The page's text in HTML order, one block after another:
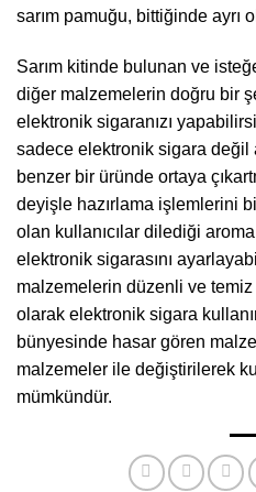
sarım pamuğu, bittiğinde ayrı
Sarım kitinde bulunan ve
diğer malzemelerin doğru bir
elektronik sigaranızı
sadece elektronik sigara değil
benzer bir üründe ortaya
deyişle hazırlama işlemlerini
olan kullanıcılar dilediği
elektronik sigarasını
malzemelerin düzenli ve temiz
olarak elektronik sigara
bünyesinde hasar gören
malzemeler ile değiştirilerek
mümkündür.